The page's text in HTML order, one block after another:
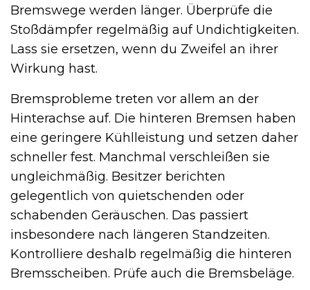
Bremswege werden länger. Überprüfe die
Stoßdämpfer regelmäßig auf Undichtigkeiten.
Lass sie ersetzen, wenn du Zweifel an ihrer
Wirkung hast.
Bremsprobleme treten vor allem an der
Hinterachse auf. Die hinteren Bremsen haben
eine geringere Kühlleistung und setzen daher
schneller fest. Manchmal verschleißen sie
ungleichmäßig. Besitzer berichten
gelegentlich von quietschenden oder
schabenden Geräuschen. Das passiert
insbesondere nach längeren Standzeiten.
Kontrolliere deshalb regelmäßig die hinteren
Bremsscheiben. Prüfe auch die Bremsbeläge.